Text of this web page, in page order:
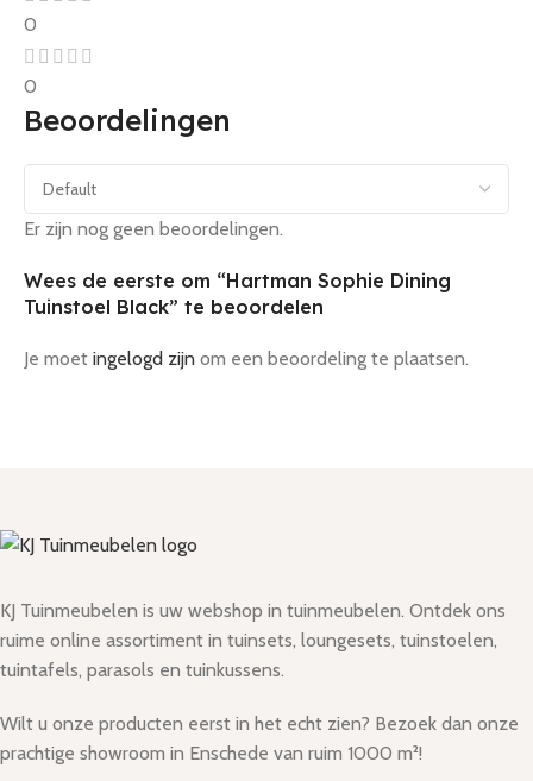
0
0
Beoordelingen
Er zijn nog geen beoordelingen.
Wees de eerste om “Hartman Sophie Dining
Tuinstoel Black” te beoordelen
Je moet ingelogd zijn om een beoordeling te plaatsen.
KJ Tuinmeubelen is uw webshop in tuinmeubelen. Ontdek ons
ruime online assortiment in tuinsets, loungesets, tuinstoelen,
tuintafels, parasols en tuinkussens.
Wilt u onze producten eerst in het echt zien? Bezoek dan onze
prachtige showroom in Enschede van ruim 1000 m²!